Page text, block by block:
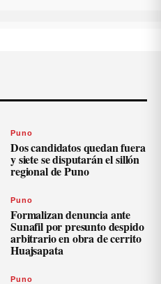
Puno
Dos candidatos quedan fuera
y siete se disputarán el sillón
regional de Puno
Puno
Formalizan denuncia ante
Sunafil por presunto despido
arbitrario en obra de cerrito
Huajsapata
Puno